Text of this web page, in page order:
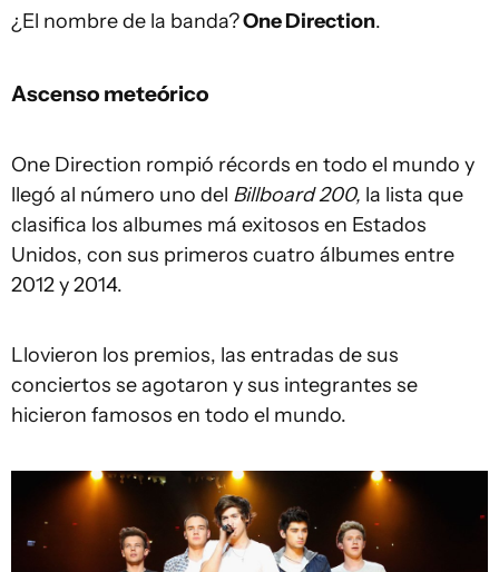
¿El nombre de la banda?One Direction.
Ascenso meteórico
One Direction rompió récords en todo el mundo y
llegó al número uno del Billboard 200, la lista que
clasifica los albumes má exitosos en Estados
Unidos, con sus primeros cuatro álbumes entre
2012 y 2014.
Llovieron los premios, las entradas de sus
conciertos se agotaron y sus integrantes se
hicieron famosos en todo el mundo.